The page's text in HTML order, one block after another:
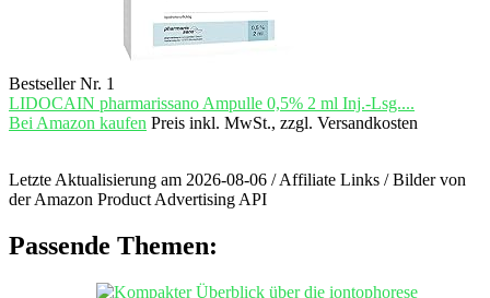
Bestseller Nr. 1
LIDOCAIN pharmarissano Ampulle 0,5% 2 ml Inj.-Lsg....
Bei Amazon kaufen Preis inkl. MwSt., zzgl. Versandkosten
Letzte Aktualisierung am 2026-08-06 / Affiliate Links / Bilder von
der Amazon Product Advertising API
Passende Themen: